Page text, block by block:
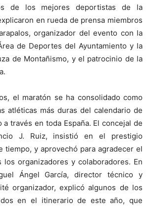
de los mejores deportistas de la
en rueda de prensa miembros
organizador del evento con la
de Deportes del Ayuntamiento y la
de Montañismo, y el patrocinio de la
el maratón se ha consolidado como
atléticas más duras del calendario de
a través en toda España. El concejal de
J. Ruiz, insistió en el prestigio
tiempo, y aprovechó para agradecer el
organizadores y colaboradores. En
Ángel García, director técnico y
organizador, explicó algunos de los
en el itinerario de este año, que